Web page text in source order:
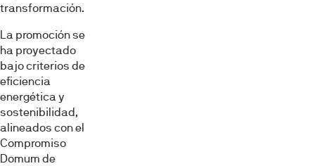
transformación.
La promoción se
ha proyectado
bajo criterios de
eficiencia
energética y
sostenibilidad,
alineados con el
Compromiso
Domum de